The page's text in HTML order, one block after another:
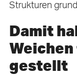
Strukturen
Damit
gestellt